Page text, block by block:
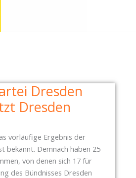
Dresden
Dresden
vorläufige Ergebnis der
bekannt. Demnach haben 25
von denen sich 17 für
des Bündnisses Dresden